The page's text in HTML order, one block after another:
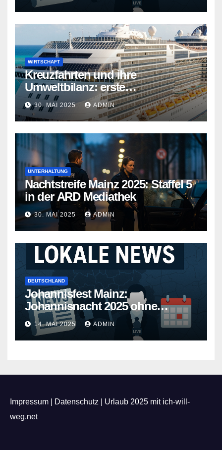
WIRTSCHAFT
Kreuzfahrten und ihre
Umweltbilanz: erste
Kreuzfahrtschiffe gehen neue
Wege
30. MAI 2025 ADMIN
UNTERHALTUNG
Nachtstreife Mainz 2025: Staffel 5
in der ARD Mediathek
30. MAI 2025 ADMIN
DEUTSCHLAND
Johannisfest Mainz:
Johannisnacht 2025 ohne
Feuerwerk
14. MAI 2025 ADMIN
Impressum Datenschutz
Urlaub 2025 mit ich-will-
weg.net